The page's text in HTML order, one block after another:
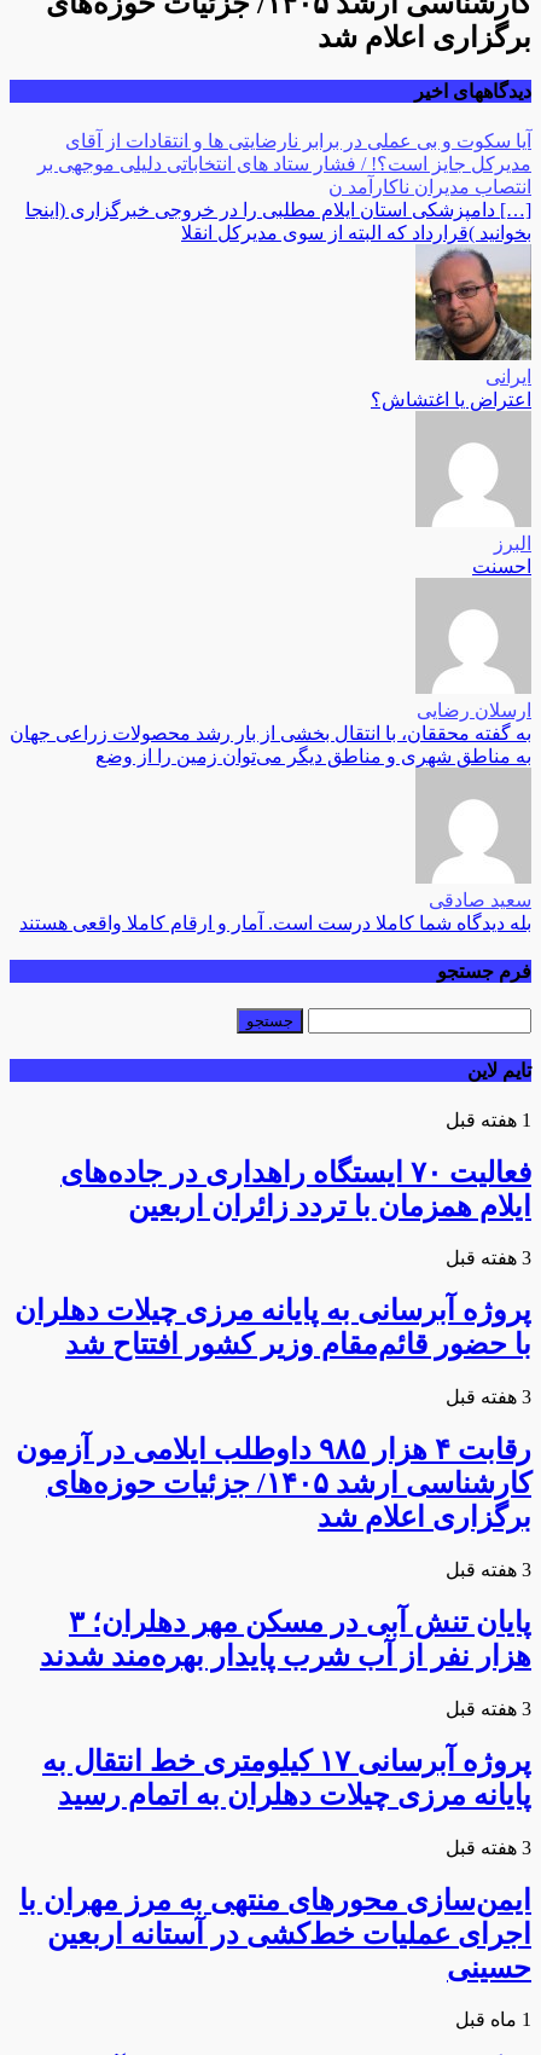
برگزاری اعلام شد
دیدگاههای اخیر
آیا سکوت و بی عملی در برابر نارضایتی ها و انتقادات از آقای
مدیرکل جایز است؟! / فشار ستاد های انتخاباتی دلیلی موجهی بر
انتصاب مدیران ناکارآمد ن
[…] دامپزشکی استان ایلام مطلبی را در خروجی خبرگزاری (اینجا
بخوانید )قرارداد که البته از سوی مدیرکل انقلا
ایرانی
اعتراض یا اغتشاش؟
البرز
احسنت
ارسلان رضایی
به گفته محققان، با انتقال بخشی از بار رشد محصولات زراعی جهان
به مناطق شهری و مناطق دیگر می‌توان زمین را از وضع
سعید صادقی
بله دیدگاه شما کاملا درست است. آمار و ارقام کاملا واقعی هستند
فرم جستجو
تایم لاین
1 هفته قبل
فعالیت ۷۰ ایستگاه راهداری در جاده‌های
ایلام همزمان با تردد زائران اربعین
3 هفته قبل
پروژه آبرسانی به پایانه مرزی چیلات دهلران
با حضور قائم‌مقام وزیر کشور افتتاح شد
3 هفته قبل
رقابت ۴ هزار ۹۸۵ داوطلب ایلامی در آزمون
کارشناسی ارشد ۱۴۰۵/ جزئیات حوزه‌های
برگزاری اعلام شد
3 هفته قبل
پایان تنش آبی در مسکن مهر دهلران؛ ۳
هزار نفر از آب شرب پایدار بهره‌مند شدند
3 هفته قبل
پروژه آبرسانی ۱۷ کیلومتری خط انتقال به
پایانه مرزی چیلات دهلران به اتمام رسید
3 هفته قبل
ایمن‌سازی محورهای منتهی به مرز مهران با
اجرای عملیات خط‌کشی در آستانه اربعین
حسینی
1 ماه قبل